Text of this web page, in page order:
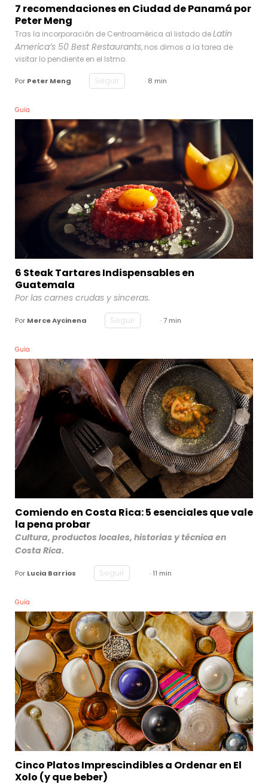
7 recomendaciones en Ciudad de Panamá por
Peter Meng
Tras la incorporación de Centroamérica al listado deLatin
America’s 50 Best Restaurants, nos dimos a la tarea de
visitar lo pendiente en el Istmo.
Por Peter Meng Seguir · 8 min
Guía
6 Steak Tartares Indispensables en
Guatemala
Por las carnes crudas y sinceras.
Por Merce Aycinena Seguir · 7 min
Guía
Comiendo en Costa Rica: 5 esenciales que vale
la pena probar
Cultura, productos locales, historias y técnica en
Costa Rica.
Por Lucia Barrios Seguir · 11 min
Guía
Cinco Platos Imprescindibles a Ordenar en El
Xolo (y que beber)